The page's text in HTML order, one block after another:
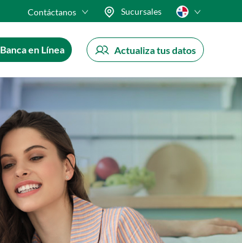
Contáctanos Sucursales
Banca en Línea Actualiza tus datos